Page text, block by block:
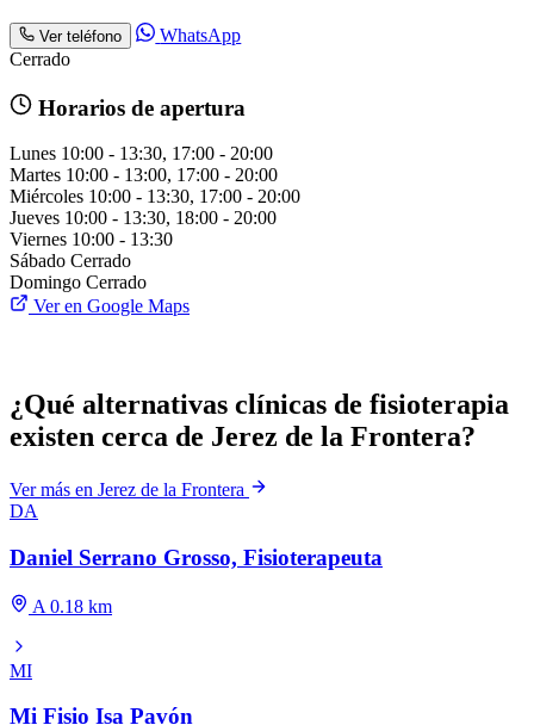
Ver teléfono
WhatsApp
Cerrado
Horarios de apertura
Lunes 10:00 - 13:30, 17:00 - 20:00
Martes 10:00 - 13:00, 17:00 - 20:00
Miércoles 10:00 - 13:30, 17:00 - 20:00
Jueves 10:00 - 13:30, 18:00 - 20:00
Viernes 10:00 - 13:30
Sábado Cerrado
Domingo Cerrado
Ver en Google Maps
¿Qué alternativas clínicas de fisioterapia
existen cerca de Jerez de la Frontera?
Ver más en Jerez de la Frontera
DA
Daniel Serrano Grosso, Fisioterapeuta
A 0.18 km
MI
Mi Fisio Isa Pavón